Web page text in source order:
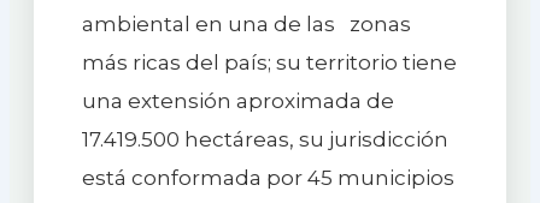
ambiental en una de las zonas
más ricas del país; su territorio tiene
una extensión aproximada de
17.419.500 hectáreas, su jurisdicción
está conformada por 45 municipios